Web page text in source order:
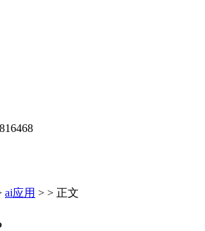
ai应用 > > 正文